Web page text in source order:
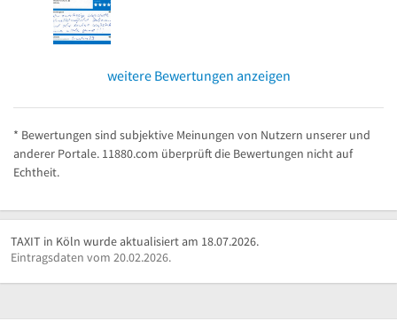
weitere Bewertungen anzeigen
* Bewertungen sind subjektive Meinungen von Nutzern unserer und
anderer Portale. 11880.com überprüft die Bewertungen nicht auf
Echtheit.
TAXIT in Köln wurde aktualisiert am 18.07.2026.
Eintragsdaten vom 20.02.2026.